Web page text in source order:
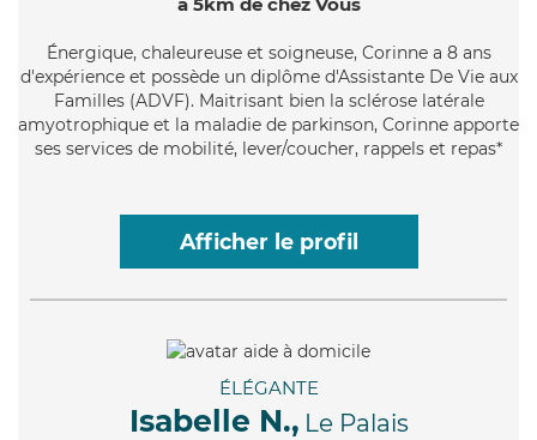
à 5km de chez Vous
Énergique, chaleureuse et soigneuse, Corinne a 8 ans
d'expérience et possède un diplôme d'Assistante De Vie aux
Familles (ADVF). Maitrisant bien la sclérose latérale
amyotrophique et la maladie de parkinson, Corinne apporte
ses services de mobilité, lever/coucher, rappels et repas*
Afficher le profil
ÉLÉGANTE
Isabelle N., Le Palais